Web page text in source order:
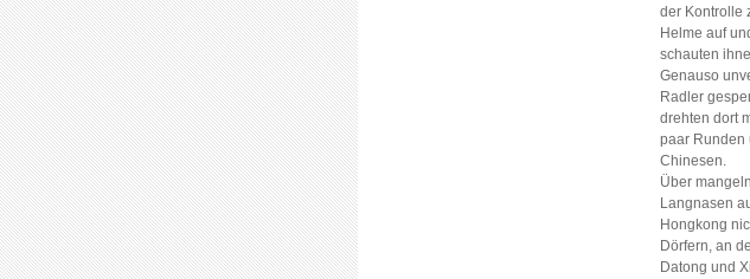
der Kontrolle
Helme auf
schauten
Genauso
Radler
drehten dort
paar Runden
Chinesen.
Über
Langnasen
Hongkong
Dörfern, an
Datong und